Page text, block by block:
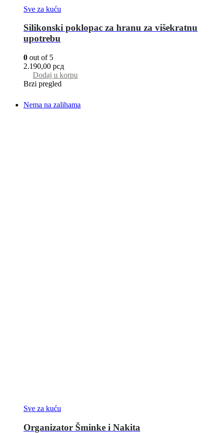
Sve za kuću
Silikonski poklopac za hranu za višekratnu
upotrebu
0 out of 5
2.190,00 рсд
Dodaj u korpu
Brzi pregled
Nema na zalihama
Sve za kuću
Organizator Šminke i Nakita